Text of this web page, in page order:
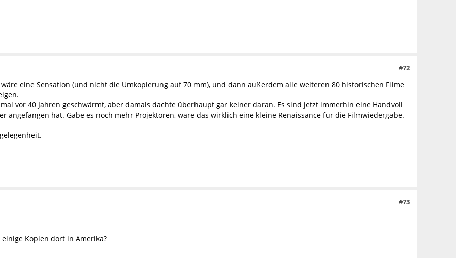
#72
wäre eine Sensation (und nicht die Umkopierung auf 70 mm), und dann außerdem alle weiteren 80 historischen Filme
vor 40 Jahren geschwärmt, aber damals dachte überhaupt gar keiner daran. Es sind jetzt immerhin eine Handvoll
angefangen hat. Gäbe es noch mehr Projektoren, wäre das wirklich eine kleine Renaissance für die Filmwiedergabe.
#73
Kopien dort in Amerika?